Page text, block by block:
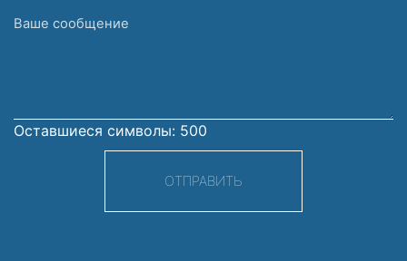
Ваше
Оставшиеся символы: 500
ОТПРАВИТЬ